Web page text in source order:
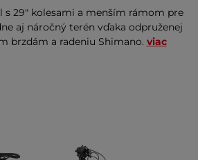
s 29" kolesami a menším rámom pre
aj náročný terén vďaka odpruženej
brzdám a radeniu Shimano. viac